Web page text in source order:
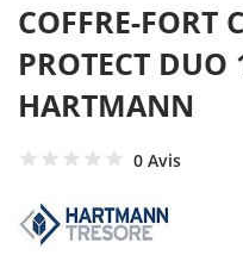
COFFRE-FORT
PROTECT DUO
HARTMANN
0 Avis